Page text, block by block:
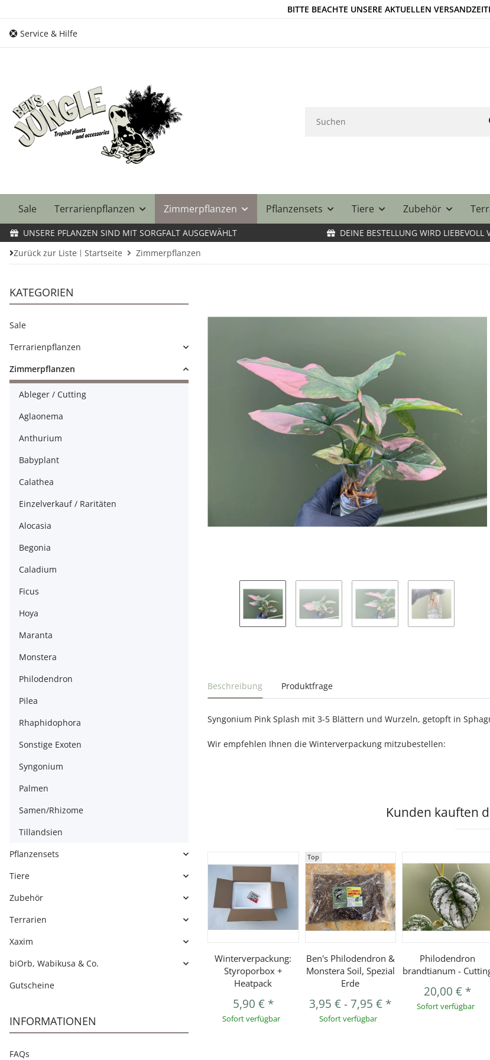
BITTE BEACHTE UNSERE AKTUELLEN
Service & Hilfe
Sale Terrarienpflanzen Zimmerpflanzen Pflanzensets Tiere Zubehör
UNSERE PFLANZEN SIND MIT SORGFALT AUSGEWÄHLT DEINE BESTELLUNG WIRD LIEBEVOLL
Zurück zur Liste
Startseite Zimmerpflanzen
weitere Registerkarten anzeigen
Beschreibung Produktfrage
Syngonium Pink Splash mit 3-5 Blättern und Wurzeln, getopft in
Wir empfehlen Ihnen die Winterverpackung mitzubestellen:
Kunden kauften
Winterverpackung:
Styroporbox +
Heatpack
5,90 € *
Sofort verfügbar
Top
Ben's Philodendron &
Monstera Soil, Spezial
Erde
3,95 €-7,95 € *
Sofort verfügbar
Philodendron
brandtianum -
20,00 € *
Sofort verfügbar
KATEGORIEN
Sale
Terrarienpflanzen
Zimmerpflanzen
Ableger / Cutting
Aglaonema
Anthurium
Babyplant
Calathea
Einzelverkauf / Raritäten
Alocasia
Begonia
Caladium
Ficus
Hoya
Maranta
Monstera
Philodendron
Pilea
Rhaphidophora
Sonstige Exoten
Syngonium
Palmen
Samen/Rhizome
Tillandsien
Pflanzensets
Tiere
Zubehör
Terrarien
Xaxim
biOrb, Wabikusa & Co.
Gutscheine
INFORMATIONEN
FAQs